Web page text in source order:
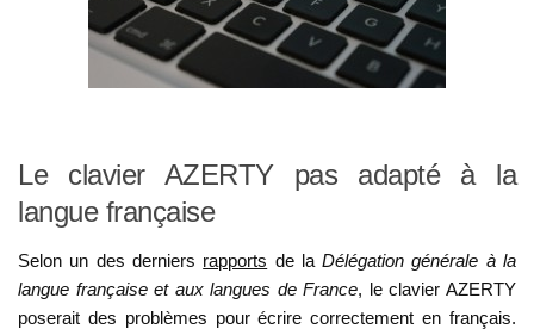
Le clavier AZERTY pas adapté à la
langue française
Selon un des derniers rapports de laDélégation générale à la
langue française et aux langues de France, le clavier AZERTY
poserait des problèmes pour écrire correctement en français.